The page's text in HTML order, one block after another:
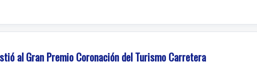
al Gran Premio Coronación del Turismo Carretera